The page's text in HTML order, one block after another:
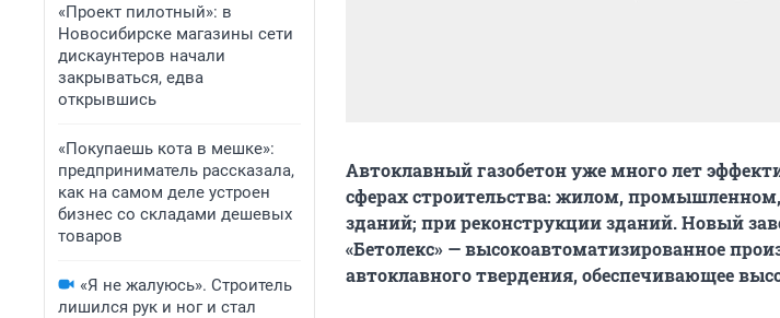
«Проект пилотный»: в
Новосибирске магазины сети
дискаунтеров начали
закрываться, едва
открывшись
«Покупаешь кота в мешке»:
предприниматель рассказала,
как на самом деле устроен
бизнес со складами дешевых
товаров
«Я не жалуюсь». Строитель
лишился рук и ног и стал
Автоклавный газобетон уже много лет
сферах строительства: жилом,
зданий; при реконструкции зданий. Новый
«Бетолекс» — высокоавтоматизированное
автоклавного твердения, обеспечивающее